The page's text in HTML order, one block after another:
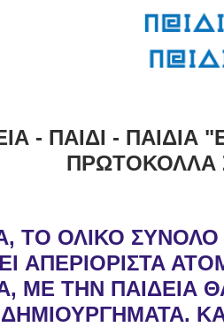
- ΠΑΙΔΙ - ΠΑΙΔΙΑ
ΠΡΩΤΟΚΟΛΛΑ
ΤΟ ΟΛΙΚΟ
ΑΠΕΡΙΟΡΙΣΤΑ
ΜΕ ΤΗΝ ΠΑΙΔΕΙΑ
ΔΗΜΙΟΥΡΓΗΜΑΤΑ.